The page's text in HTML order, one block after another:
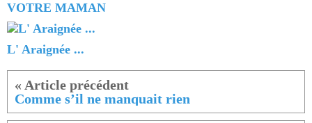
VOTRE MAMAN
L' Araignée ...
Comme s’il ne manquait rien